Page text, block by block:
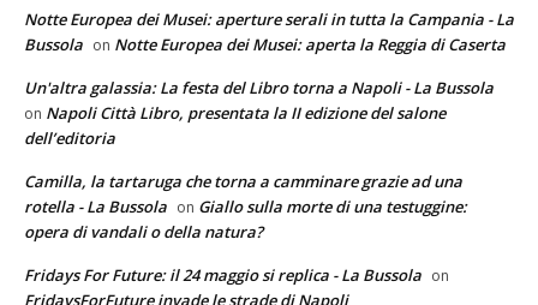
Notte Europea dei Musei: aperture serali in tutta la Campania - La
Bussola on Notte Europea dei Musei: aperta la Reggia di Caserta
Un'altra galassia: La festa del Libro torna a Napoli - La Bussola
on Napoli Città Libro, presentata la II edizione del salone
dell’editoria
Camilla, la tartaruga che torna a camminare grazie ad una
rotella - La Bussola on Giallo sulla morte di una testuggine:
opera di vandali o della natura?
Fridays For Future: il 24 maggio si replica - La Bussola on
FridaysForFuture invade le strade di Napoli